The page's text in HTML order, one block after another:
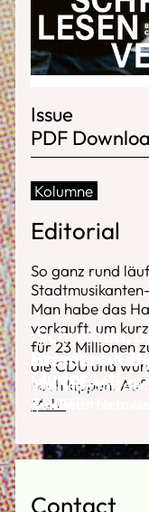
Issue
PDF
Kolumne
Editorial
So ganz rund
Man habe das
verkauft, um
für 23 Millionen
die CDU und
noch kippen. Auf
Mehr
›Schreiben,
ich
Interview mit der
Reichelt
Bremen -
Das UNESCO-
größeren
Queer.Lit!
Eine Plattform
Contact